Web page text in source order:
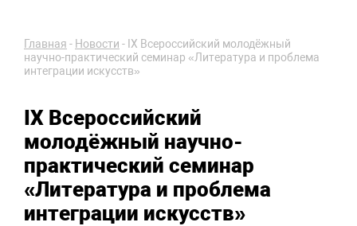
Главная - Новости - IX Всероссийский молодёжный
научно-практический семинар «Литература и проблема
интеграции искусств»
IX Всероссийский
молодёжный научно-
практический семинар
«Литература и проблема
интеграции искусств»